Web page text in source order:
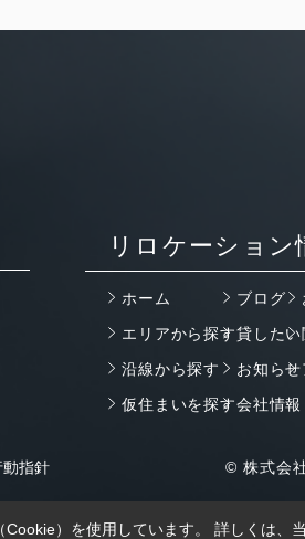
リロケーション
ホーム
エリアから探す
沿線から探す
仮住まいを探す
ブログ
貸したい
お知らせ
会社情報
指針 © 株式会
）を使用しています。 詳しくは、